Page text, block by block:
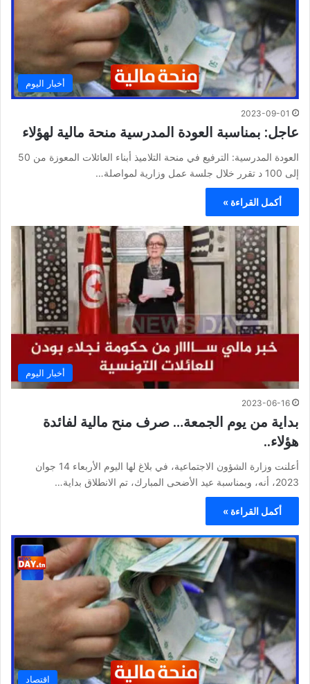
أخبار اليوم
2023-09-01
عاجل: بمناسبة العودة المدرسية منحة مالية لهؤلاء
العودة المدرسية: الترفيع في منحة التلاميذ أبناء العائلات المعوزة من 50
إلى 100 د تقرر خلال جلسة عمل وزارية لمواصلة…
أكمل القراءة »
أخبار اليوم
2023-06-16
بداية من يوم الجمعة… صرف منح مالية لفائدة
هؤلاء..
أعلنت وزارة الشؤون الاجتماعية، في بلاغ لها اليوم الأربعاء 14 جوان
2023، أنه، وبمناسبة عيد الأضحى المبارك، تم الانطلاق بداية…
أكمل القراءة »
اقتصاد